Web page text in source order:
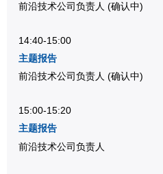
前沿技术公司负责人 (确认中)
14:40-15:00
主题报告
前沿技术公司负责人 (确认中)
15:00-15:20
主题报告
前沿技术公司负责人